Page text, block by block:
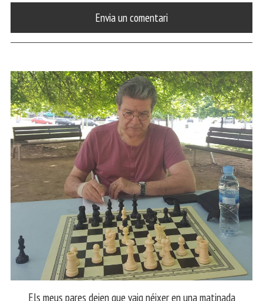
Els meus pares deien que vaig néixer en una matinada